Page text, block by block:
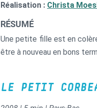
Réalisation : Christa
RÉSUMÉ
Une petite fille est en
être à nouveau en bons
LE PETIT